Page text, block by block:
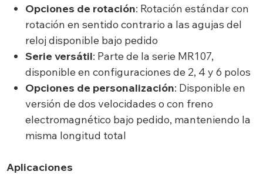
Opciones de rotación: Rotación estándar con
rotación en sentido contrario a las agujas del
reloj disponible bajo pedido
Serie versátil: Parte de la serie MR107,
disponible en configuraciones de 2, 4 y 6 polos
Opciones de personalización: Disponible en
versión de dos velocidades o con freno
electromagnético bajo pedido, manteniendo la
misma longitud total
Aplicaciones